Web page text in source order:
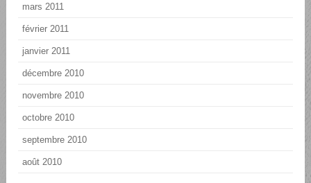
mars 2011
février 2011
janvier 2011
décembre 2010
novembre 2010
octobre 2010
septembre 2010
août 2010